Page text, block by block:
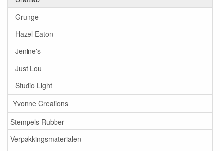
Grunge
Hazel Eaton
Jenine's
Just Lou
Studio Light
Yvonne Creations
Stempels Rubber
Verpakkingsmaterialen